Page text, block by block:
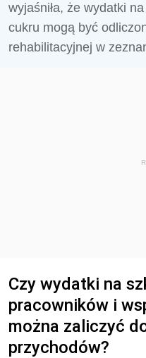
wyjaśniła, że wydatki
cukru mogą być
rehabilitacyjnej w
Czy wydatki na
pracowników i
można zaliczyć
przychodów?